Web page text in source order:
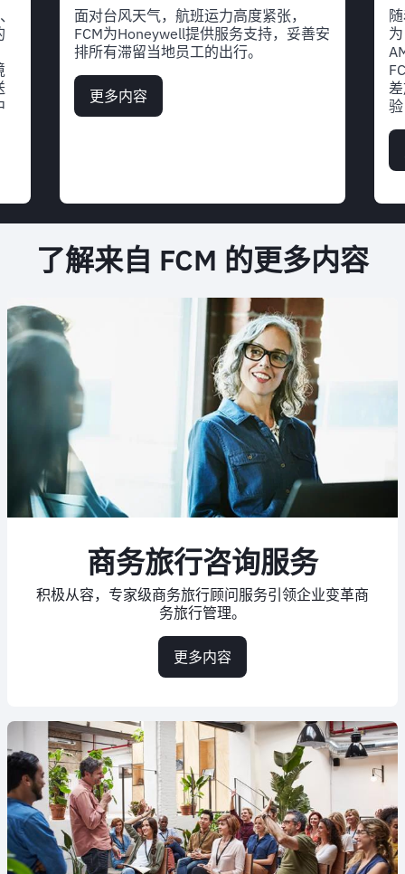
面对台风天气，航班运力高度紧张，
FCM为Honeywell提供服务支持，妥善安
排所有滞留当地员工的出行。
更多内容
案
为
Honeywell
提
了解来自 FCM 的更多内容
商务旅行咨询服务
积极从容，专家级商务旅行顾问服务引领企业变革商
务旅行管理。
更多内容
商
行
服
务